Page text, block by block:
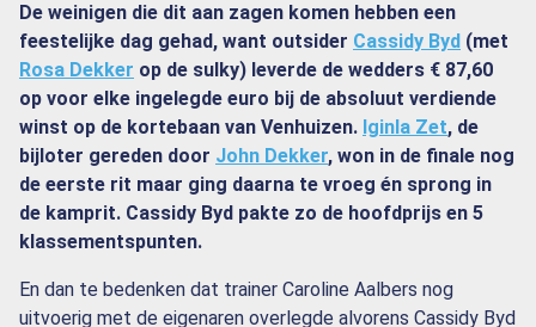
De weinigen die dit aan zagen komen hebben een
feestelijke dag gehad, want outsider Cassidy Byd (met
Rosa Dekker op de sulky) leverde de wedders € 87,60
op voor elke ingelegde euro bij de absoluut verdiende
winst op de kortebaan van Venhuizen. Iginla Zet, de
bijloter gereden door John Dekker, won in de finale nog
de eerste rit maar ging daarna te vroeg én sprong in
de kamprit. Cassidy Byd pakte zo de hoofdprijs en 5
klassementspunten.
En dan te bedenken dat trainer Caroline Aalbers nog
uitvoerig met de eigenaren overlegde alvorens Cassidy Byd